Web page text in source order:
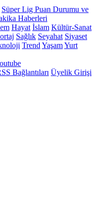
Süper Lig Puan Durumu ve
Haberleri
Hayat İslam Kültür-Sanat
Sağlık Seyahat Siyaset
Trend YaşamYurt
Bağlantıları Üyelik Girişi